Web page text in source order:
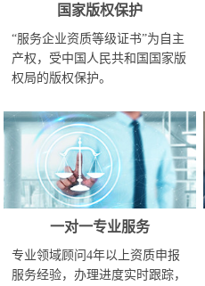
国家版权保护
“服务企业资质等级证书”为自主
产权，受中国人民共和国国家版
权局的版权保护。
一对一专业服务
专业领域顾问4年以上资质申报
服务经验，办理进度实时跟踪，